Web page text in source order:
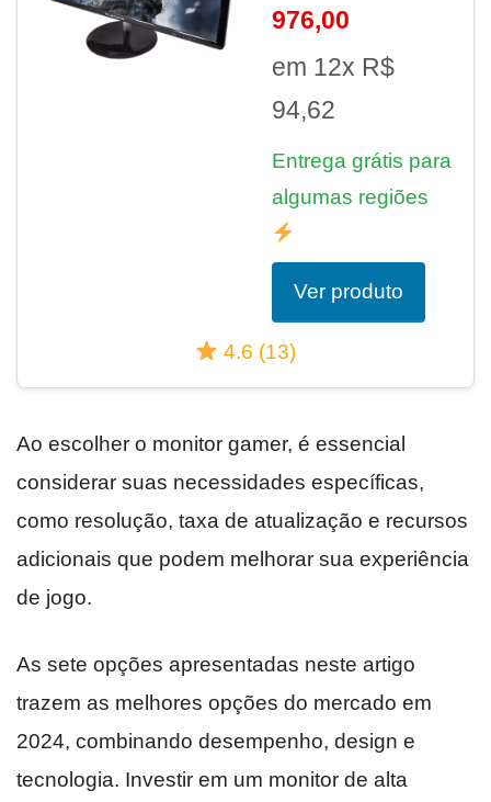
976,00
em 12x R$
94,62
Entrega grátis para
algumas regiões
Ver produto
4.6 (13)
Ao escolher o monitor gamer, é essencial
considerar suas necessidades específicas,
como resolução, taxa de atualização e recursos
adicionais que podem melhorar sua experiência
de jogo.
As sete opções apresentadas neste artigo
trazem as melhores opções do mercado em
2024, combinando desempenho, design e
tecnologia. Investir em um monitor de alta